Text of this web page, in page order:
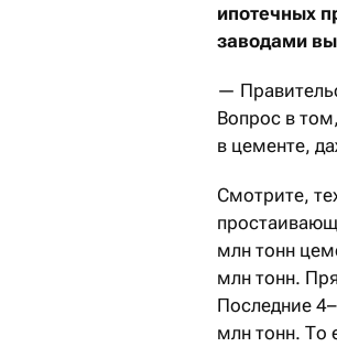
ипотечных
заводами
—
Вопрос в
в цементе,
Смотрите,
млн тонн
млн тонн.
Последние
млн тонн. То